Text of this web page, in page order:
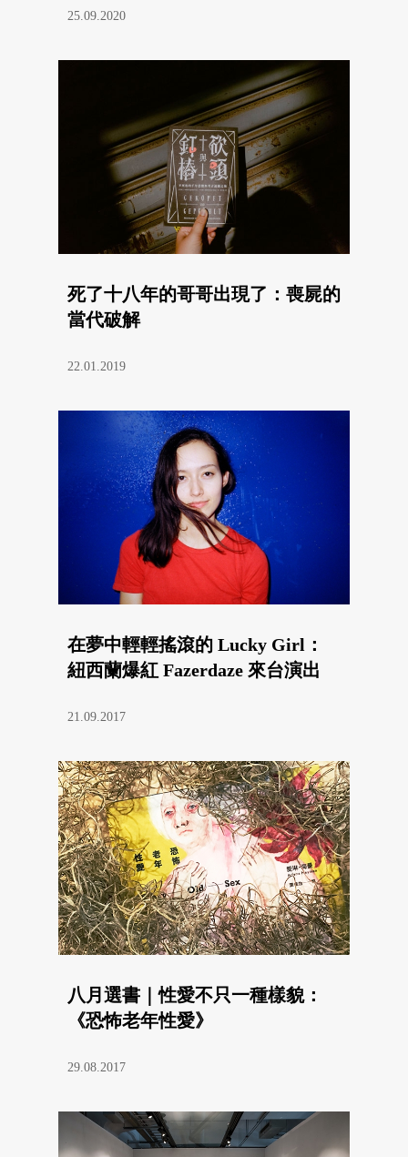
25.09.2020
死了十八年的哥哥出現了：喪屍的
當代破解
22.01.2019
在夢中輕輕搖滾的 Lucky Girl：
紐西蘭爆紅 Fazerdaze 來台演出
21.09.2017
八月選書｜性愛不只一種樣貌：
《恐怖老年性愛》
29.08.2017